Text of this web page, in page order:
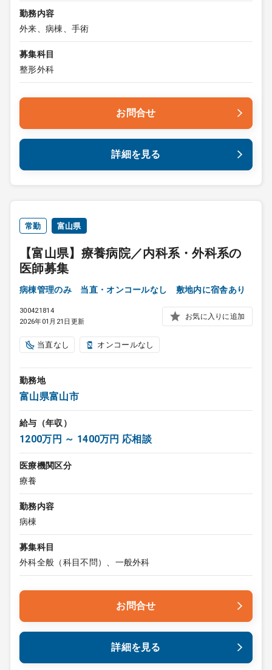
勤務内容
外来、病棟、手術
募集科目
整形外科
お問合せ
詳細を見る
常勤 富山県
【富山県】療養病院／内科系・外科系の
医師募集
病棟管理のみ 当直・オンコールなし 敷地内に宿舎あり
300421814
2026年01月21日更新
お気に入りに追加
当直なし オンコールなし
勤務地
富山県富山市
給与（年収）
1200万円 ～ 1400万円 応相談
医療機関区分
療養
勤務内容
病棟
募集科目
外科全般（科目不問）、一般外科
お問合せ
詳細を見る